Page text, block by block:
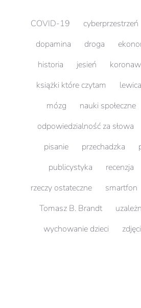
COVID-19 cyberprzestrzeń
dopamina
droga
historia
jesień
książki które czytam
lewica
mózg
nauki społeczne
odpowiedzialność za słowa
pisanie
przechadzka
publicystyka
recenzja
rzeczy ostateczne
smartfon
Tomasz B. Brandt
wychowanie dzieci